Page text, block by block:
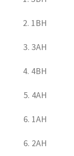
2. 1BH
3. 3AH
4. 4BH
5. 4AH
6. 1AH
6. 2AH